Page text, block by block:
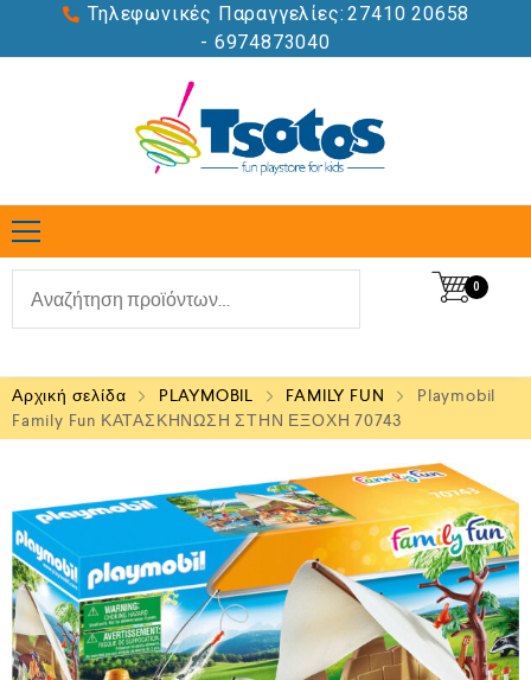
Τηλεφωνικές Παραγγελίες: 27410 20658
- 6974873040
0
Αρχική σελίδα PLAYMOBIL FAMILY FUN
Playmobil
Family Fun ΚΑΤΑΣΚΗΝΩΣΗ ΣΤΗΝ ΕΞΟΧΗ 70743